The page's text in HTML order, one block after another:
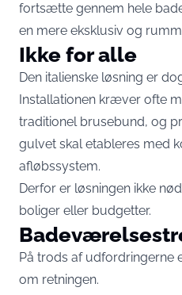
fortsætte gennem hele
en mere eksklusiv og
Ikke for alle
Den italienske løsning er
Installationen kræver ofte
traditionel brusebund, og
gulvet skal etableres med
afløbssystem.
Derfor er løsningen ikke
boliger eller budgetter.
På trods af udfordringerne
om retningen.